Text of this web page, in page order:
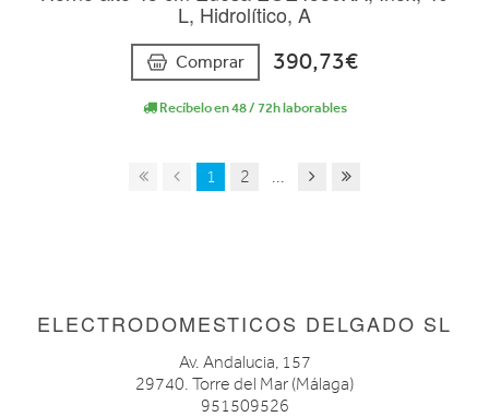
L, Hidrolítico, A
Comprar 390,73€
Recíbelo en 48 / 72h laborables
1 2 ...
ELECTRODOMESTICOS DELGADO SL
Av. Andalucia, 157
29740. Torre del Mar (Málaga)
951509526